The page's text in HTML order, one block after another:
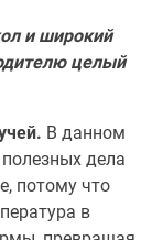
и широкий
целый
В данном
дела
потому что
в